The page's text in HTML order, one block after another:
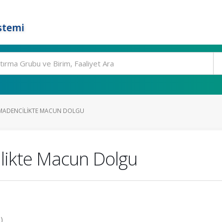
MACUN DOLGU
Macun Dolgu